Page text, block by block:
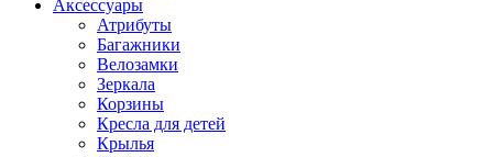
Аксессуары
Атрибуты
Багажники
Велозамки
Зеркала
Корзины
Кресла для детей
Крылья